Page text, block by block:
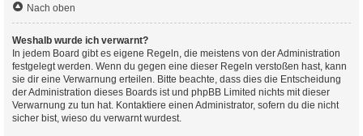
Nach oben
Weshalb wurde ich verwarnt?
In jedem Board gibt es eigene Regeln, die meistens von der Administration
festgelegt werden. Wenn du gegen eine dieser Regeln verstoßen hast, kann
sie dir eine Verwarnung erteilen. Bitte beachte, dass dies die Entscheidung
der Administration dieses Boards ist und phpBB Limited nichts mit dieser
Verwarnung zu tun hat. Kontaktiere einen Administrator, sofern du die nicht
sicher bist, wieso du verwarnt wurdest.